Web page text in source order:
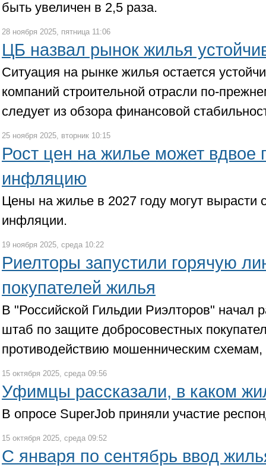
быть увеличен в 2,5 раза.
28 ноября 2025, пятница 11:06
ЦБ назвал рынок жилья
Ситуация на рынке жилья остается
компаний строительной отрасли по-
следует из обзора финансовой
25 ноября 2025, вторник 10:15
Рост цен на жилье может вдвое
инфляцию
Цены на жилье в 2027 году могут
инфляции.
19 ноября 2025, среда 10:22
Риелторы запустили горячую
покупателей жилья
В "Российской Гильдии Риэлторов" начал
штаб по защите добросовестных
противодействию мошенническим
15 октября 2025, среда 09:56
Уфимцы рассказали, в каком
В опросе SuperJob приняли участие
15 октября 2025, среда 09:52
С января по сентябрь ввод